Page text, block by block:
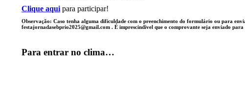
Clique aqui para participar!
Observação: Caso tenha alguma dificuldade com o preenchimento do formulário ou para
festajornadasebprio2025@gmail.com . É imprescindível que o comprovante seja enviado
Para entrar no clima…